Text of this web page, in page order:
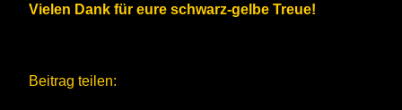
Vielen Dank für eure schwarz-gelbe Treue!
Beitrag teilen: